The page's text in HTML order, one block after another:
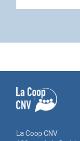
La Coop CNV